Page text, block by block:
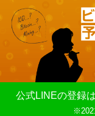
公式LINEの登録